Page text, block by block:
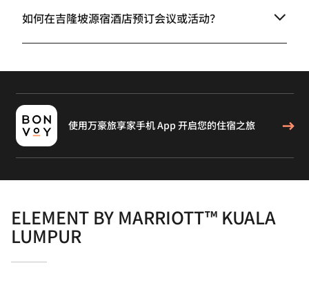
如何在吉隆坡源宿酒店预订会议或活动？
使用万豪旅享家手机 App 开启您的住宿之旅
ELEMENT BY MARRIOTT™ KUALA
LUMPUR